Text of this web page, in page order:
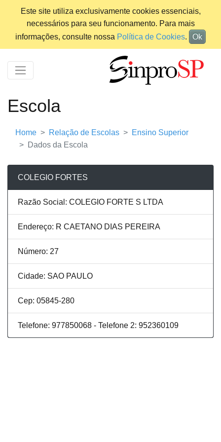
Este site utiliza exclusivamente cookies essenciais,
necessários para seu funcionamento. Para mais
informações, consulte nossa Política de Cookies. Ok
Escola
Home Relação de Escolas
Ensino Superior
Dados da Escola
COLEGIO FORTES
Razão Social: COLEGIO FORTE S LTDA
Endereço: R CAETANO DIAS PEREIRA
Número: 27
Cidade: SAO PAULO
Cep: 05845-280
Telefone: 977850068 - Telefone 2: 952360109